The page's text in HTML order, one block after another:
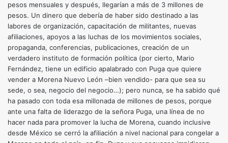
pesos mensuales y después, llegarían a más de 3 millones de
pesos. Un dinero que debería de haber sido destinado a las
labores de organización, capacitación de militantes, nuevas
afiliaciones, apoyos a las luchas de los movimientos sociales,
propaganda, conferencias, publicaciones, creación de un
verdadero instituto de formación política (por cierto, Mario
Fernández, tiene un edificio apalabrado con Puga que quiere
vender a Morena Nuevo León –bien vendido- para que sea su
sede, o sea, negocio del negocio…); pero nunca, se ha sabido qué
ha pasado con toda esa millonada de millones de pesos, porque
ante una falta de liderazgo de la señora Puga, una línea de no
hacer nada para promover la lucha de Morena, cuando inclusive
desde México se cerró la afiliación a nivel nacional para congelar a